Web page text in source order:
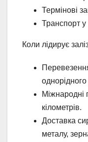
Термінові
Транспорт у
Коли лідирує
Міжнародні
кілометрів.
Доставка
металу,